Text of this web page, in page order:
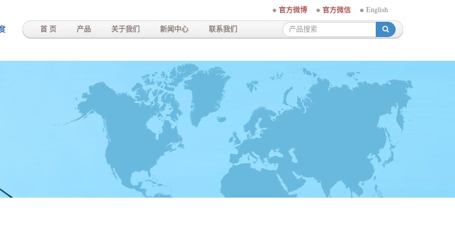
官方微博 官方微信 English
首 页 产品 关于我们 新闻中心 联系我们